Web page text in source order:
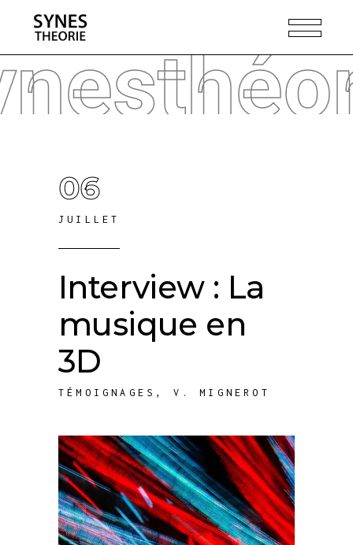
06
JUILLET
Interview : La
musique en
3D
TÉMOIGNAGES , V. MIGNEROT